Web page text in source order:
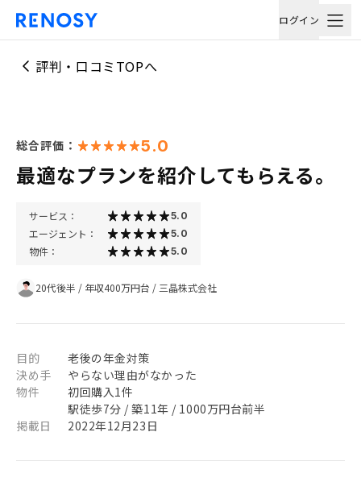
ログイン
評判・口コミTOPへ
総合評価： 5.0
最適なプランを紹介してもらえる。
サービス： 5.0
エージェント： 5.0
物件： 5.0
20代後半 / 年収400万円台 / 三晶株式会社
目的
老後の年金対策
決め手
やらない理由がなかった
物件
初回購入1件
駅徒歩7分 / 築11年 / 1000万円台前半
掲載日
2022年12月23日